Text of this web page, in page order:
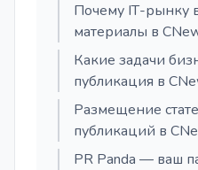
Почему IТ-рынку
материалы в
Какие задачи
публикация в
Размещение
публикаций в
PR Panda — ваш